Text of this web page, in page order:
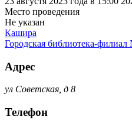
Место проведения
Не указан
Кашира
Городская библиотека-
Адрес
ул Советская, д 8
Телефон